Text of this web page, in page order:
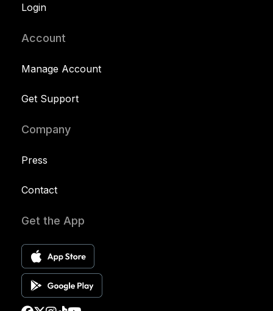
Login
Account
Manage Account
Get Support
Company
Press
Contact
Get the App